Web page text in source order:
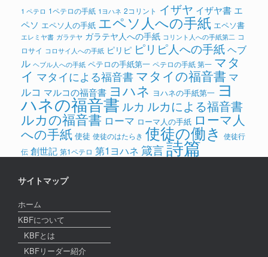
1 ペテロ 1ペテロの手紙 1ヨハネ 2コリント イザヤ イザヤ書 エ
ペソ エペソ人の手紙 エペソ人への手紙 エペソ書
エレミヤ書 ガラテヤ ガラテヤ人への手紙 コリント人への手紙第二 コ
ロサイ コロサイ人への手紙 ピリピ ピリピ人への手紙ヘブ
ル ヘブル人への手紙 ペテロの手紙第一 ペテロの手紙 第一 マタ
イ マタイによる福音書 マタイの福音書 マ
ルコ マルコの福音書 ヨハネ ヨハネの手紙第一 ヨ
ハネの福音書 ルカ ルカによる福音書
ルカの福音書 ローマ ローマ人の手紙 ローマ人
への手紙 使徒 使徒のはたらき 使徒の働き 使徒行
伝 創世記 第1ペテロ 第1ヨハネ 箴言詩篇
サイトマップ
ホーム
KBFについて
KBFとは
KBFリーダー紹介